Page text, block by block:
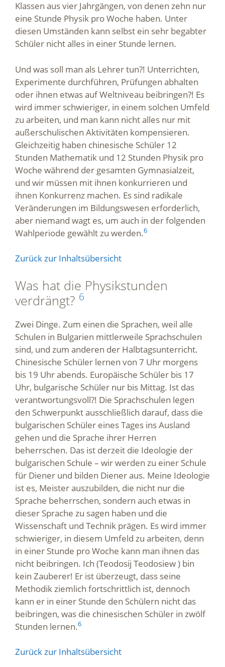
Klassen aus vier Jahrgängen, von denen zehn nur
eine Stunde Physik pro Woche haben. Unter
diesen Umständen kann selbst ein sehr begabter
Schüler nicht alles in einer Stunde lernen.
Und was soll man als Lehrer tun?! Unterrichten,
Experimente durchführen, Prüfungen abhalten
oder ihnen etwas auf Weltniveau beibringen?! Es
wird immer schwieriger, in einem solchen Umfeld
zu arbeiten, und man kann nicht alles nur mit
außerschulischen Aktivitäten kompensieren.
Gleichzeitig haben chinesische Schüler 12
Stunden Mathematik und 12 Stunden Physik pro
Woche während der gesamten Gymnasialzeit,
und wir müssen mit ihnen konkurrieren und
ihnen Konkurrenz machen. Es sind radikale
Veränderungen im Bildungswesen erforderlich,
aber niemand wagt es, um auch in der folgenden
Wahlperiode gewählt zu werden.6
Zurück zur Inhaltsübersicht
Was hat die Physikstunden
verdrängt? 6
Zwei Dinge. Zum einen die Sprachen, weil alle
Schulen in Bulgarien mittlerweile Sprachschulen
sind, und zum anderen der Halbtagsunterricht.
Chinesische Schüler lernen von 7 Uhr morgens
bis 19 Uhr abends. Europäische Schüler bis 17
Uhr, bulgarische Schüler nur bis Mittag. Ist das
verantwortungsvoll?! Die Sprachschulen legen
den Schwerpunkt ausschließlich darauf, dass die
bulgarischen Schüler eines Tages ins Ausland
gehen und die Sprache ihrer Herren
beherrschen. Das ist derzeit die Ideologie der
bulgarischen Schule – wir werden zu einer Schule
für Diener und bilden Diener aus. Meine Ideologie
ist es, Meister auszubilden, die nicht nur die
Sprache beherrschen, sondern auch etwas in
dieser Sprache zu sagen haben und die
Wissenschaft und Technik prägen. Es wird immer
schwieriger, in diesem Umfeld zu arbeiten, denn
in einer Stunde pro Woche kann man ihnen das
nicht beibringen. Ich (Teodosij Teodosiew ) bin
kein Zauberer! Er ist überzeugt, dass seine
Methodik ziemlich fortschrittlich ist, dennoch
kann er in einer Stunde den Schülern nicht das
beibringen, was die chinesischen Schüler in zwölf
Stunden lernen.6
Zurück zur Inhaltsübersicht